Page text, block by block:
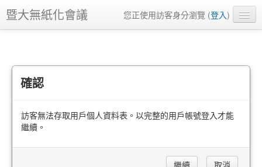
暨大無紙化會議 您正使用訪客身分瀏覽 (登入)
確認
訪客無法存取用戶個人資料表。以完整的用戶帳號登入才能
繼續。